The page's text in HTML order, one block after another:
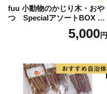
fuu 小動物のかじり木・おや
つ SpecialアソートBOX mi
5,000円